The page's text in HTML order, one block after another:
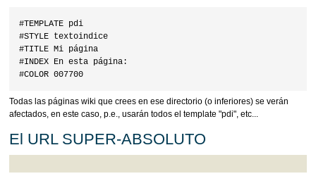
#TEMPLATE pdi
#STYLE textoindice
#TITLE Mi página
#INDEX En esta página:
Todas las páginas wiki que crees en ese directorio (o inferiores) se verán
afectados, en este caso, p.e., usarán todos el template "pdi", etc...
El URL SUPER-ABSOLUTO